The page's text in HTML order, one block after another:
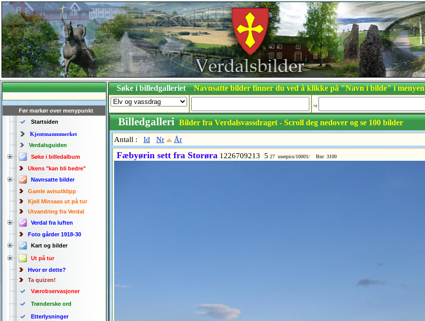
Før markør over menypunkt
Startsiden
Kjentmannsmerket
Verdalsguiden
Søke i billedalbum
Ukens "kan bli bedre"
Navnsatte bilder
Gamle avisutklipp
Kjell Minsaas ut på tur
Utvandring fra Verdal
Verdal fra luften
Foto gårder 1918-30
Kart og bilder
Ut på tur
Hvor er dette?
Ta quizen!
Værobservasjoner
Trønderske ord
Etterlysninger
Søke i billedgallerietNavnsatte bilder finner du ved å klikke på "Navn i bilde" i menyen
og
Billedgalleri Bilder fra Verdalsvassdraget - Scroll deg nedover og se 100 bilder
Antall : Id Nr År
Fæbyørin sett fra Storøra 1226709213 5 27 userpics/10001/ Bnr: 3100